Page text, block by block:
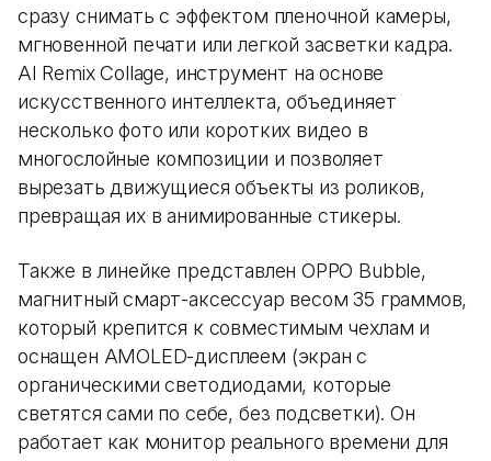
сразу снимать с эффектом пленочной камеры,
мгновенной печати или легкой засветки кадра.
AI Remix Collage, инструмент на основе
искусственного интеллекта, объединяет
несколько фото или коротких видео в
многослойные композиции и позволяет
вырезать движущиеся объекты из роликов,
превращая их в анимированные стикеры.
Также в линейке представлен OPPO Bubble,
магнитный смарт-аксессуар весом 35 граммов,
который крепится к совместимым чехлам и
оснащен AMOLED-дисплеем (экран с
органическими светодиодами, которые
светятся сами по себе, без подсветки). Он
работает как монитор реального времени для